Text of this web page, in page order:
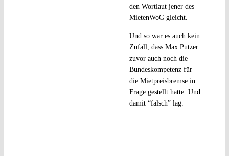
den Wortlaut jener des
MietenWoG gleicht.
Und so war es auch kein
Zufall, dass Max Putzer
zuvor auch noch die
Bundeskompetenz für
die Mietpreisbremse in
Frage gestellt hatte. Und
damit “falsch” lag.